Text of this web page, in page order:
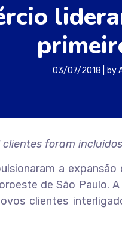
03/07/2018 by
foram
a
de São Paulo.
clientes